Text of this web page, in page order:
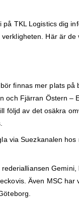
TKL Logistics dig
Här är de
finnas mer plats
och Fjärran Östern –
av det osäkra
via Suezkanalen
Även MSC